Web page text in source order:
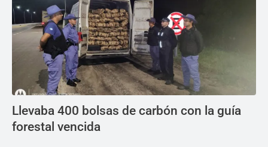
Llevaba 400 bolsas de carbón con la guía
forestal vencida